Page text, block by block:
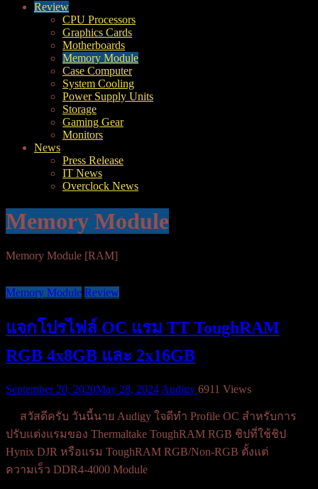
Review
CPU Processors
Graphics Cards
Motherboards
Memory Module
Case Computer
System Cooling
Power Supply Units
Storage
Gaming Gear
Monitors
News
Press Release
IT News
Overclock News
Memory Module
Memory Module [RAM]
Memory Module Review
แจกโปรไฟล์ OC แรม TT ToughRAM
RGB 4x8GB และ 2x16GB
September 20, 2020May 28, 2024 Audigy 6911 Views
สวัสดีครับ วันนี้นาย Audigy ใจดีทำ Profile OC สำหรับการ
ปรับแต่งแรมของ Thermaltake ToughRAM RGB ชิปที่ใช้ชิป
Hynix DJR หรือแรม ToughRAM RGB/Non-RGB ตั้งแต่
ความเร็ว DDR4-4000 Module